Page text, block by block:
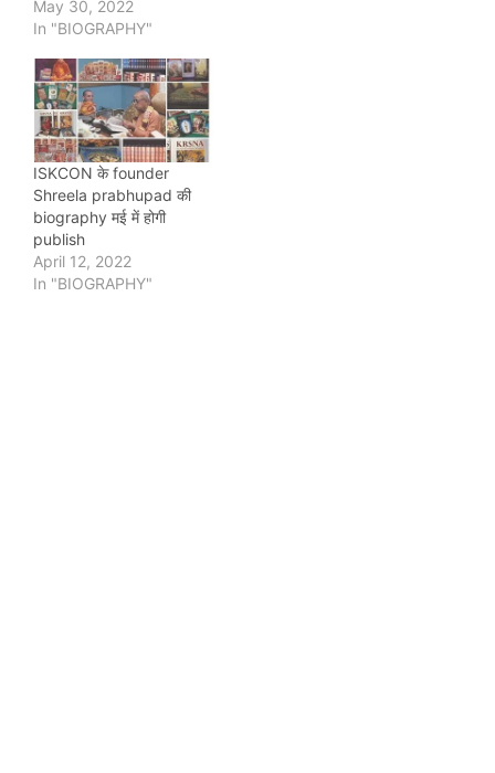
May 30, 2022
In "BIOGRAPHY"
ISKCON के founder
Shreela prabhupad की
biography मई में होगी
publish
April 12, 2022
In "BIOGRAPHY"